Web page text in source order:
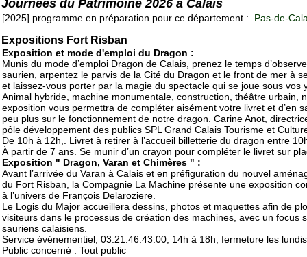
Journées du Patrimoine 2026 à Calais
[2025] programme en préparation pour ce département : Pas-de-
Expositions Fort Risban
Exposition et mode d'emploi du Dragon :
Munis du mode d’emploi Dragon de Calais, prenez le temps
saurien, arpentez le parvis de la Cité du Dragon et le front de mer à
et laissez-vous porter par la magie du spectacle qui se joue sous vos
Animal hybride, machine monumentale, construction, théâtre urbain,
exposition vous permettra de compléter aisément votre livret et d’en
peu plus sur le fonctionnement de notre dragon. Carine Anot,
pôle développement des publics SPL Grand Calais Tourisme et
De 10h à 12h,. Livret à retirer à l’accueil billetterie du dragon entre
À partir de 7 ans. Se munir d’un crayon pour compléter le livret sur
Exposition " Dragon, Varan et Chimères " :
Avant l’arrivée du Varan à Calais et en préfiguration du nouvel
du Fort Risban, la Compagnie La Machine présente une exposition
à l’univers de François Delaroziere.
Le Logis du Major accueillera dessins, photos et maquettes afin de
visiteurs dans le processus de création des machines, avec un focus
sauriens calaisiens.
Service événementiel, 03.21.46.43.00, 14h à 18h, fermeture les lundis
Public concerné : Tout public